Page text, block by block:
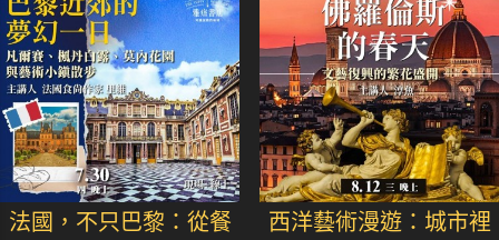
法國，不只巴黎：從餐
西洋藝術漫遊：城市裡